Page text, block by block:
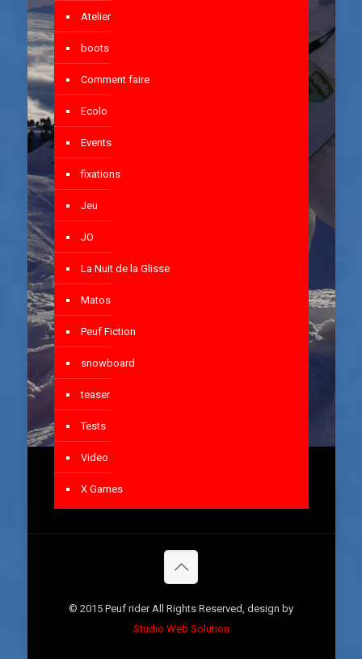
Atelier
boots
Comment faire
Ecolo
Events
fixations
Jeu
JO
La Nuit de la Glisse
Matos
Peuf Fiction
snowboard
teaser
Tests
Video
X Games
© 2015 Peuf rider All Rights Reserved, design by
Studio Web Solution